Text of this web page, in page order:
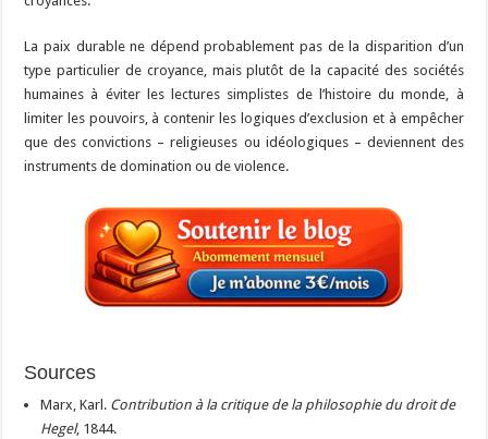
La paix durable ne dépend probablement pas de la disparition d’un
type particulier de croyance, mais plutôt de la capacité des sociétés
humaines à éviter les lectures simplistes de l’histoire du monde, à
limiter les pouvoirs, à contenir les logiques d’exclusion et à empêcher
que des convictions – religieuses ou idéologiques – deviennent des
instruments de domination ou de violence.
Sources
Marx, Karl. Contribution à la critique de la philosophie du droit de
Hegel, 1844.